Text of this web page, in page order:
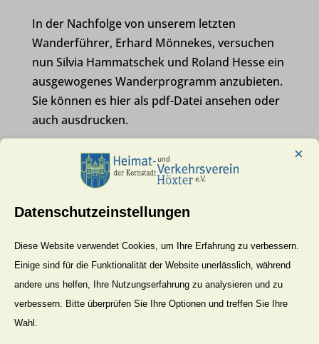
In der Nachfolge von unserem letzten
Wanderführer, Erhard Mönnekes, versuchen
nun Silvia Hammatschek und Roland Hesse ein
ausgewogenes Wanderprogramm anzubieten.
Sie können es hier als pdf-Datei ansehen oder
auch ausdrucken.
Wanderprogramm 1. Halbjahr 2020 des HVV-
Albaxen
Bödexen
Datenschutzeinstellungen
×
Diese Website verwendet Cookies, um Ihre Erfahrung zu verbessern.
Einige sind für die Funktionalität der Website unerlässlich, während
andere uns helfen, Ihre Nutzungserfahrung zu analysieren und zu
verbessern. Bitte überprüfen Sie Ihre Optionen und treffen Sie Ihre
Wahl.